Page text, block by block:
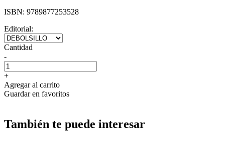
ISBN: 9789877253528
Editorial:
Cantidad
-
+
Agregar al carrito
Guardar en favoritos
También te puede interesar